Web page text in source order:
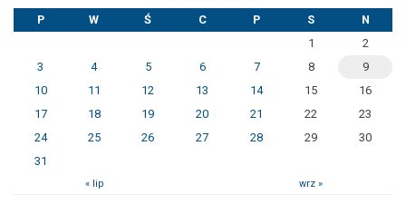
P W Ś C P S
N
1
2
3
4 5 6 7 8
9
10
11 12 13 14 15
16
17
18 19 20 21 22
23
24
25 26 27 28 29
30
31
« lip wrz »